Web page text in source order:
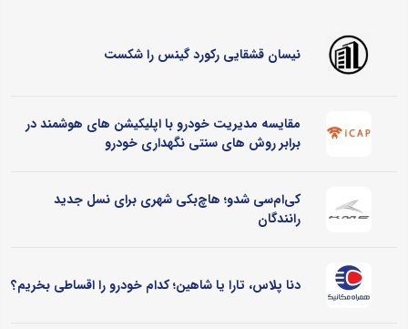
نیسان قشقایی رکورد گینس را شکست
مقایسه مدیریت خودرو با اپلیکیشن های هوشمند در
برابر روش های سنتی نگهداری خودرو
کی‌ام‌سی شدو؛ هاچ‌بکی شهری برای نسل جدید
رانندگان
دنا پلاس، تارا یا شاهین؛ کدام خودرو را اقساطی بخریم؟